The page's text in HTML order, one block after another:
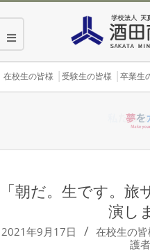
content
Secondary
在校生の皆様 受験生の皆様 卒業生
「朝だ。生です。旅
演し
2021年9月17日 在校生の皆
護